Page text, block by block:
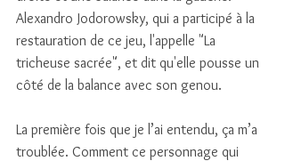
Alexandro Jodorowsky, qui a participé à la
restauration de ce jeu, l'appelle "La
tricheuse sacrée", et dit qu'elle pousse un
côté de la balance avec son genou.
La première fois que je l’ai entendu, ça m’a
troublée. Comment ce personnage qui